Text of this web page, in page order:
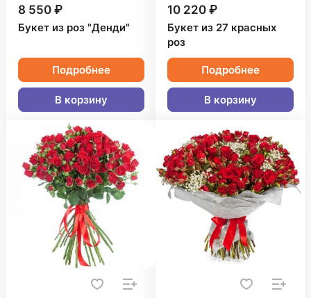
8 550 ₽
Букет из роз "Денди"
Подробнее
В корзину
10 220 ₽
Букет из 27 красных
роз
Подробнее
В корзину